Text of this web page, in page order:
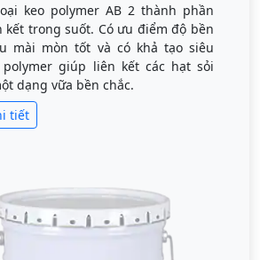
keo polymer AB 2 thành phần
kết trong suốt. Có ưu điểm độ bền
mài mòn tốt và có khả tạo siêu
giúp liên kết các hạt sỏi
dạng vữa bền chắc.
tiết